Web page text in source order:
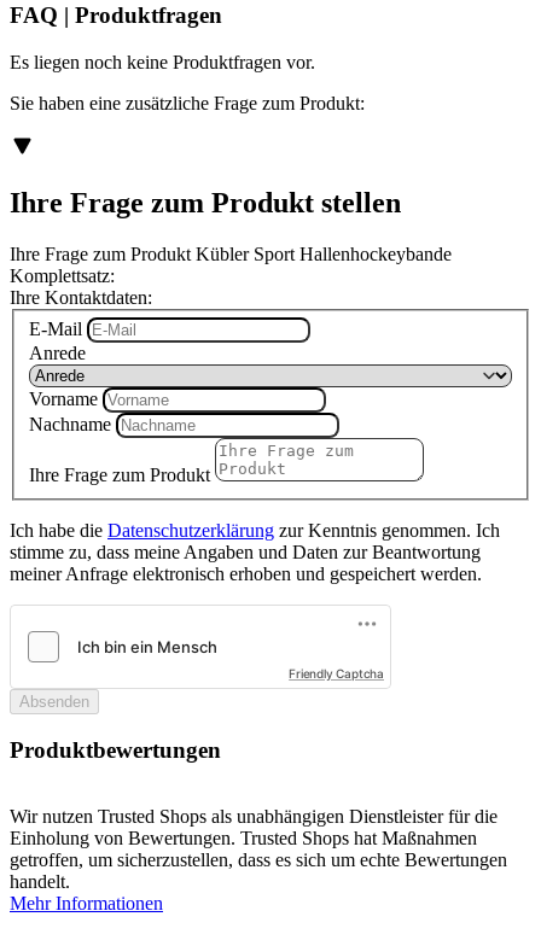
FAQ | Produktfragen
Es liegen noch keine Produktfragen vor.
Sie haben eine zusätzliche Frage zum Produkt:
Ihre Frage zum Produkt stellen
Ihre Frage zum Produkt Kübler Sport Hallenhockeybande
Komplettsatz:
Ihre Kontaktdaten:
E-Mail
Anrede
Vorname
Nachname
Ihre Frage zum Produkt
Ich habe die Datenschutzerklärung zur Kenntnis genommen. Ich
stimme zu, dass meine Angaben und Daten zur Beantwortung
meiner Anfrage elektronisch erhoben und gespeichert werden.
Friendly Captcha
Absenden
Produktbewertungen
Wir nutzen Trusted Shops als unabhängigen Dienstleister für die
Einholung von Bewertungen. Trusted Shops hat Maßnahmen
getroffen, um sicherzustellen, dass es sich um echte Bewertungen
handelt.
Mehr Informationen